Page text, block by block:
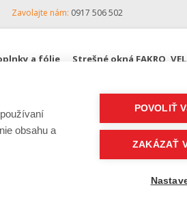
Zavolajte nám: 0917 506 502
a fólie Strešné okná FAKRO,
Strešné okná FAKRO, VELUX|
obsahu a
POVOLIŤ
ZAKÁZAŤ